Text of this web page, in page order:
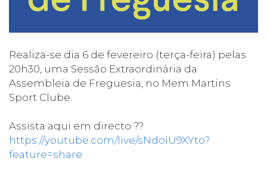
Realiza-se dia 6 de fevereiro (terça-feira) pelas
20h30, uma Sessão Extraordinária da
Assembleia de Freguesia, no Mem Martins
Sport Clube.
Assista aqui em directo ??
https://youtube.com/live/sNdoiU9XYto?
feature=share